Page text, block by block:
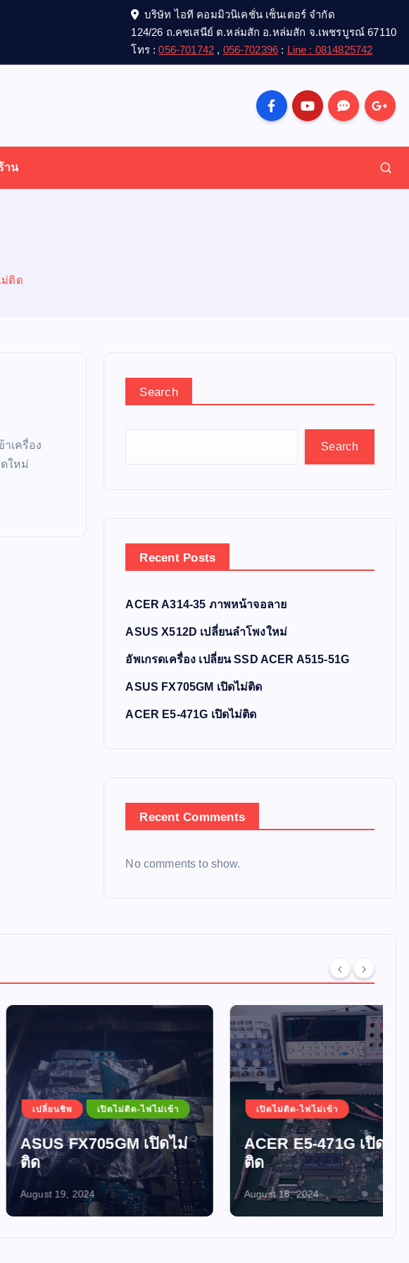
บริษัท ไอที คอมมิวนิเคชั่น เซ็นเตอร์ จำกัด
124/26 ถ.คชเสนีย์ ต.หล่มสัก อ.หล่มสัก จ.เพชรบูรณ์ 67110
โทร :056-701742 , 056-702396 : Line : 0814825742
าน
ม่ติด
เครื่อง
ใหม่
Search
Search
Recent Posts
ACER A314-35 ภาพหน้าจอลาย
ASUS X512D เปลี่ยนลำโพงใหม่
อัพเกรดเครื่อง เปลี่ยน SSD ACER A515-51G
ASUS FX705GM เปิดไม่ติด
ACER E5-471G เปิดไม่ติด
Recent Comments
No comments to show.
เปิดไม่ติด-ไฟไม่เข้า
FX705GM เปิดไม่
2024
เปิดไม่ติด-ไฟไม่เข้า
ACER E5-471G เปิดไม่
ติด
August 18, 2024